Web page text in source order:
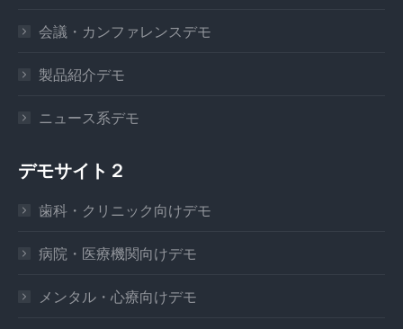
会議・カンファレンスデモ
製品紹介デモ
ニュース系デモ
デモサイト２
歯科・クリニック向けデモ
病院・医療機関向けデモ
メンタル・心療向けデモ